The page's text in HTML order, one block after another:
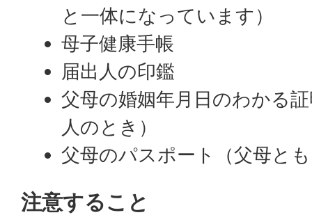
と一体になっています）
母子健康手帳
届出人の印鑑
父母の婚姻年月日のわかる
人のとき）
父母のパスポート（父母と
注意すること